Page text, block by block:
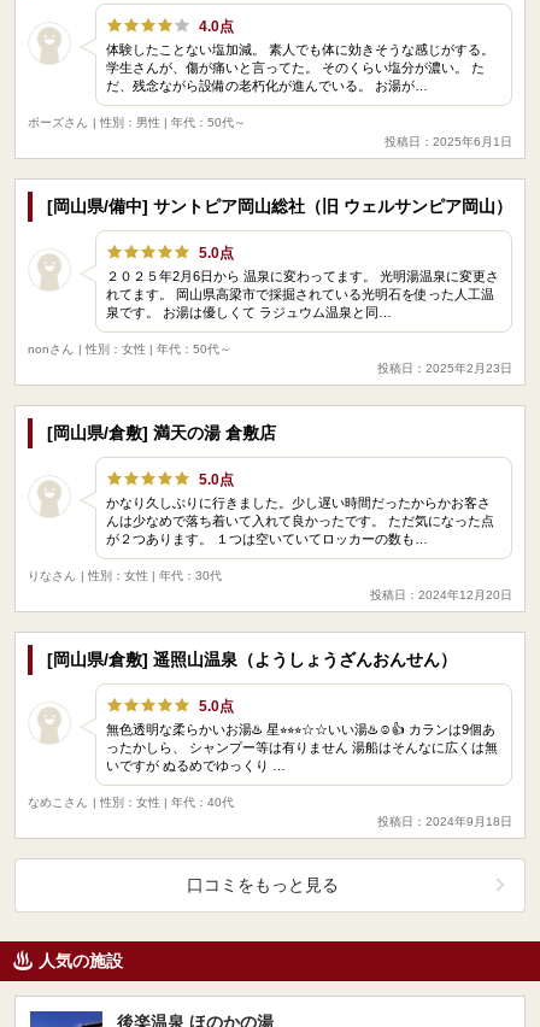
4.0点
体験したことない塩加減。 素人でも体に効きそうな感じがする。
学生さんが、傷が痛いと言ってた。 そのくらい塩分が濃い。 た
だ、残念ながら設備の老朽化が進んでいる。 お湯が…
ボーズさん
| 性別：男性 | 年代：50代～
投稿日：2025年6月1日
[岡山県/備中] サントピア岡山総社（旧 ウェルサンピア岡山）
5.0点
２０２５年2月6日から 温泉に変わってます。 光明湯温泉に変更さ
れてます。 岡山県高梁市で採掘されている光明石を使った人工温
泉です。 お湯は優しくて ラジュウム温泉と同…
nonさん
| 性別：女性 | 年代：50代～
投稿日：2025年2月23日
[岡山県/倉敷] 満天の湯 倉敷店
5.0点
かなり久しぶりに行きました。少し遅い時間だったからかお客さ
んは少なめで落ち着いて入れて良かったです。 ただ気になった点
が２つあります。 １つは空いていてロッカーの数も…
りなさん
| 性別：女性 | 年代：30代
投稿日：2024年12月20日
[岡山県/倉敷] 遥照山温泉（ようしょうざんおんせん）
5.0点
無色透明な柔らかいお湯♨️ 星⭐︎⭐︎⭐︎☆☆いい湯♨️☺️👍 カランは9個あ
ったかしら、 シャンプー等は有りません 湯船はそんなに広くは無
いですが ぬるめでゆっくり …
なめこさん
| 性別：女性 | 年代：40代
投稿日：2024年9月18日
口コミをもっと見る
人気の施設
後楽温泉 ほのかの湯